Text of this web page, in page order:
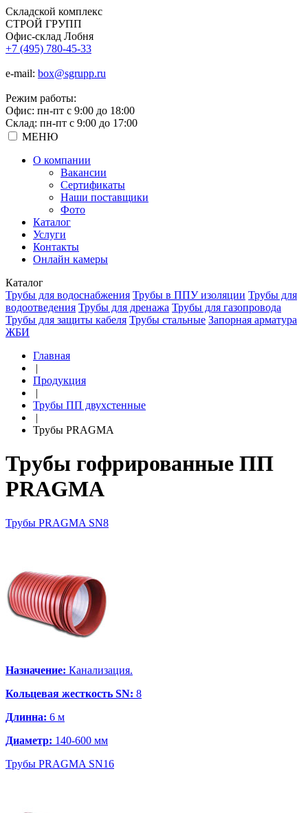
Складской комплекс
СТРОЙ ГРУПП
Офис-склад Лобня
+7 (495) 780-45-33
e-mail: box@sgrupp.ru
Режим работы:
Офис: пн-пт с 9:00 до 18:00
Склад: пн-пт с 9:00 до 17:00
МЕНЮ
О компании
Вакансии
Сертификаты
Наши поставщики
Фото
Каталог
Услуги
Контакты
Онлайн камеры
Каталог
Трубы для водоснабжения Трубы в ППУ изоляции Трубы для
водоотведения Трубы для дренажа Трубы для газопровода
Трубы для защиты кабеля Трубы стальные Запорная арматура
ЖБИ
Главная
|
Продукция
|
Трубы ПП двухстенные
|
Трубы PRAGMA
Трубы гофрированные ПП
PRAGMA
Трубы PRAGMA SN8
Назначение: Канализация.
Кольцевая жесткость SN: 8
Длинна: 6 м
Диаметр: 140-600 мм
Трубы PRAGMA SN16